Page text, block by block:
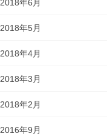
2018年6月
2018年5月
2018年4月
2018年3月
2018年2月
2016年9月